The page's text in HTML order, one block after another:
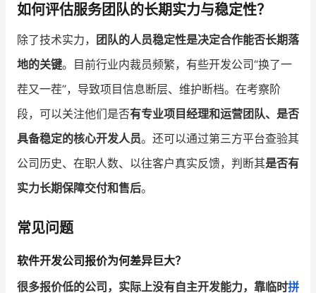
如何评估服务团队的长期实力与稳定性？
除了技术实力，
团队的人员稳定性是决定合作能否长期落
地的关键。目前行业内裁员频繁，有些开发公司“换了一
茬又一茬”，导致项目信息断层、维护断档。在考察阶
段，可以关注他们是否有专业项目经理和运营团队、是否
具备稳定的核心开发人员。还可以通过第三方平台查验其
公司历史、在职人数、以往客户真实反馈，判断其是否有
实力长期保障交付和售后。
常见问题
软件开发公司报价为何差异巨大？
很多报价低的公司，实际上没有自主开发能力，靠临时拼